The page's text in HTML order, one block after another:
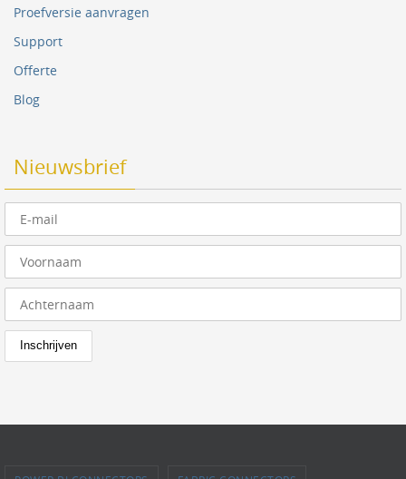
Proefversie aanvragen
Support
Offerte
Blog
Nieuwsbrief